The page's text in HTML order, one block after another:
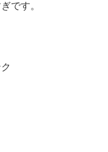
です。